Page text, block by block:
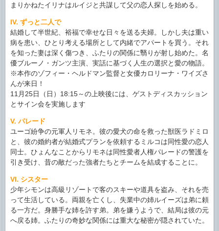
まりかねたイリナはルイジと共謀して父の恋人探しを始める。
IV. ずっと二人で
結婚して半世紀、裕福で幸せな日々を送る夫婦。しかし夫は重い
病を患い、ひとり考える場所として内緒でアパートを買う。それ
を知った妻は深く傷つき、ふたりの関係に翳りが射し始めた。名
優ブルーノ・ガンツ主演、実話に基づく人生の選択と愛の物語。
※本作のゾフィー・ヘルドマン監督と女優カロリーナ・ワイズさ
んが来日！
11月25日（日）18:15～の上映後には、ゲストディスカッション
とサイン会を実施します
V. パレード
ユーゴ紛争の元軍人リモネ。彼の愛犬の命を救った獣医ラドミロ
と、彼の婚約者が結婚式プランを依頼するミルコは同性愛の恋人
同士。ひょんなことからリモネは同性愛者人権パレードの警護を
引き受け、昔の敵だった強者たちとチームを結成することに。
VI. シスター
少年シモンは高級リゾートで客のスキーや道具を盗み、それを売
って生活している。両親を亡くし、失業中の姉ルイーズは弟に頼
る一方だ。身勝手な姉を許す弟。弟を嫌うようで、結局は彼の元
へ戻る姉。ふたりの奇妙な関係には重大な秘密が隠されていた。